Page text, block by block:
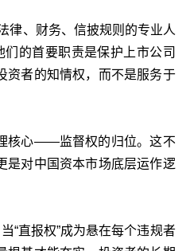
律、财务、信披规则的专业人
们的首要职责是保护上市公司
资者的知情权，而不是服务于
核心——监督权的归位。这不
是对中国资本市场底层运作逻
“直报权”成为悬在每个违规者